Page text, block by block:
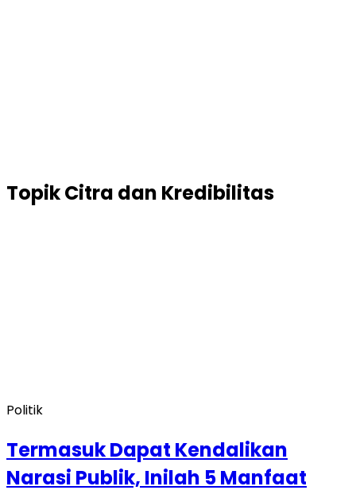
TopikCitra dan Kredibilitas
Politik
Termasuk Dapat Kendalikan
Narasi Publik, Inilah 5 Manfaat